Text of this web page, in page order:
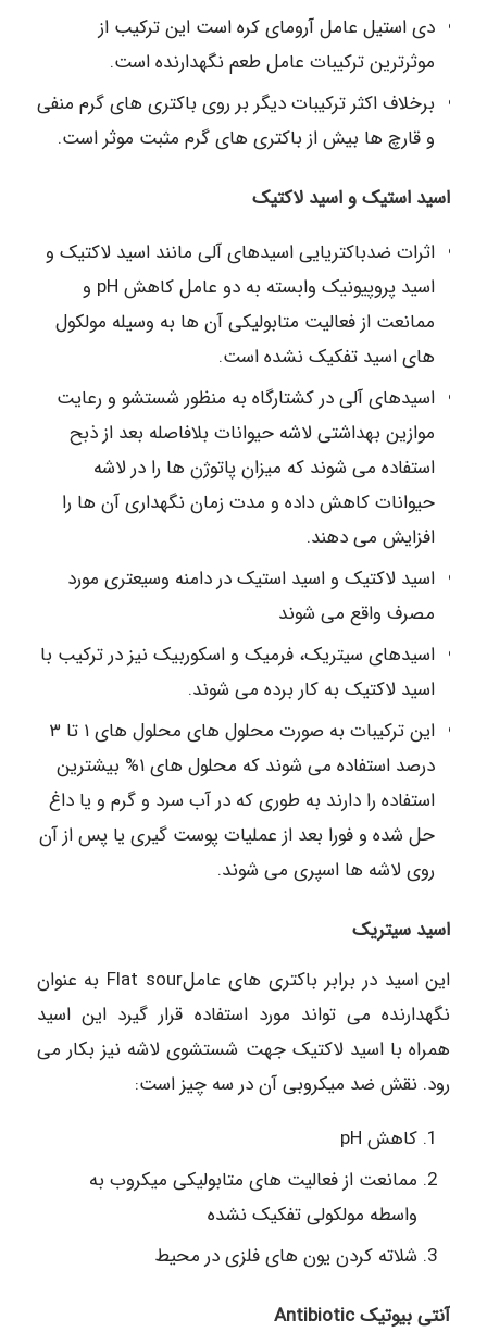
دی استیل عامل آرومای کره است این ترکیب از
موثرترین ترکیبات عامل طعم نگهدارنده است.
برخلاف اکثر ترکیبات دیگر بر روی باکتری های گرم منفی
و قارچ ها بیش از باکتری های گرم مثبت موثر است.
اسید استیک و اسید لاکتیک
اثرات ضدباکتریایی اسیدهای آلی مانند اسید لاکتیک و
اسید پروپیونیک وابسته به دو عامل کاهش pH و
ممانعت از فعالیت متابولیکی آن ها به وسیله مولکول
های اسید تفکیک نشده است.
اسیدهای آلی در کشتارگاه به منظور شستشو و رعایت
موازین بهداشتی لاشه حیوانات بلافاصله بعد از ذبح
استفاده می شوند که میزان پاتوژن ها را در لاشه
حیوانات کاهش داده و مدت زمان نگهداری آن ها را
افزایش می دهند.
اسید لاکتیک و اسید استیک در دامنه وسیعتری مورد
مصرف واقع می شوند
اسیدهای سیتریک، فرمیک و اسکوربیک نیز در ترکیب با
اسید لاکتیک به کار برده می شوند.
این ترکیبات به صورت محلول های محلول های ۱ تا ۳
درصد استفاده می شوند که محلول های ۱% بیشترین
استفاده را دارند به طوری که در آب سرد و گرم و یا داغ
حل شده و فورا بعد از عملیات پوست گیری یا پس از آن
روی لاشه ها اسپری می شوند.
اسید سیتریک
این اسید در برابر باکتری های عاملFlat sour به عنوان
نگهدارنده می تواند مورد استفاده قرار گیرد این اسید
همراه با اسید لاکتیک جهت شستشوی لاشه نیز بکار می
رود. نقش ضد میکروبی آن در سه چیز است:
کاهش pH
ممانعت از فعالیت های متابولیکی میکروب به
واسطه مولکولی تفکیک نشده
شلاته کردن یون های فلزی در محیط
آنتی بیوتیک Antibiotic